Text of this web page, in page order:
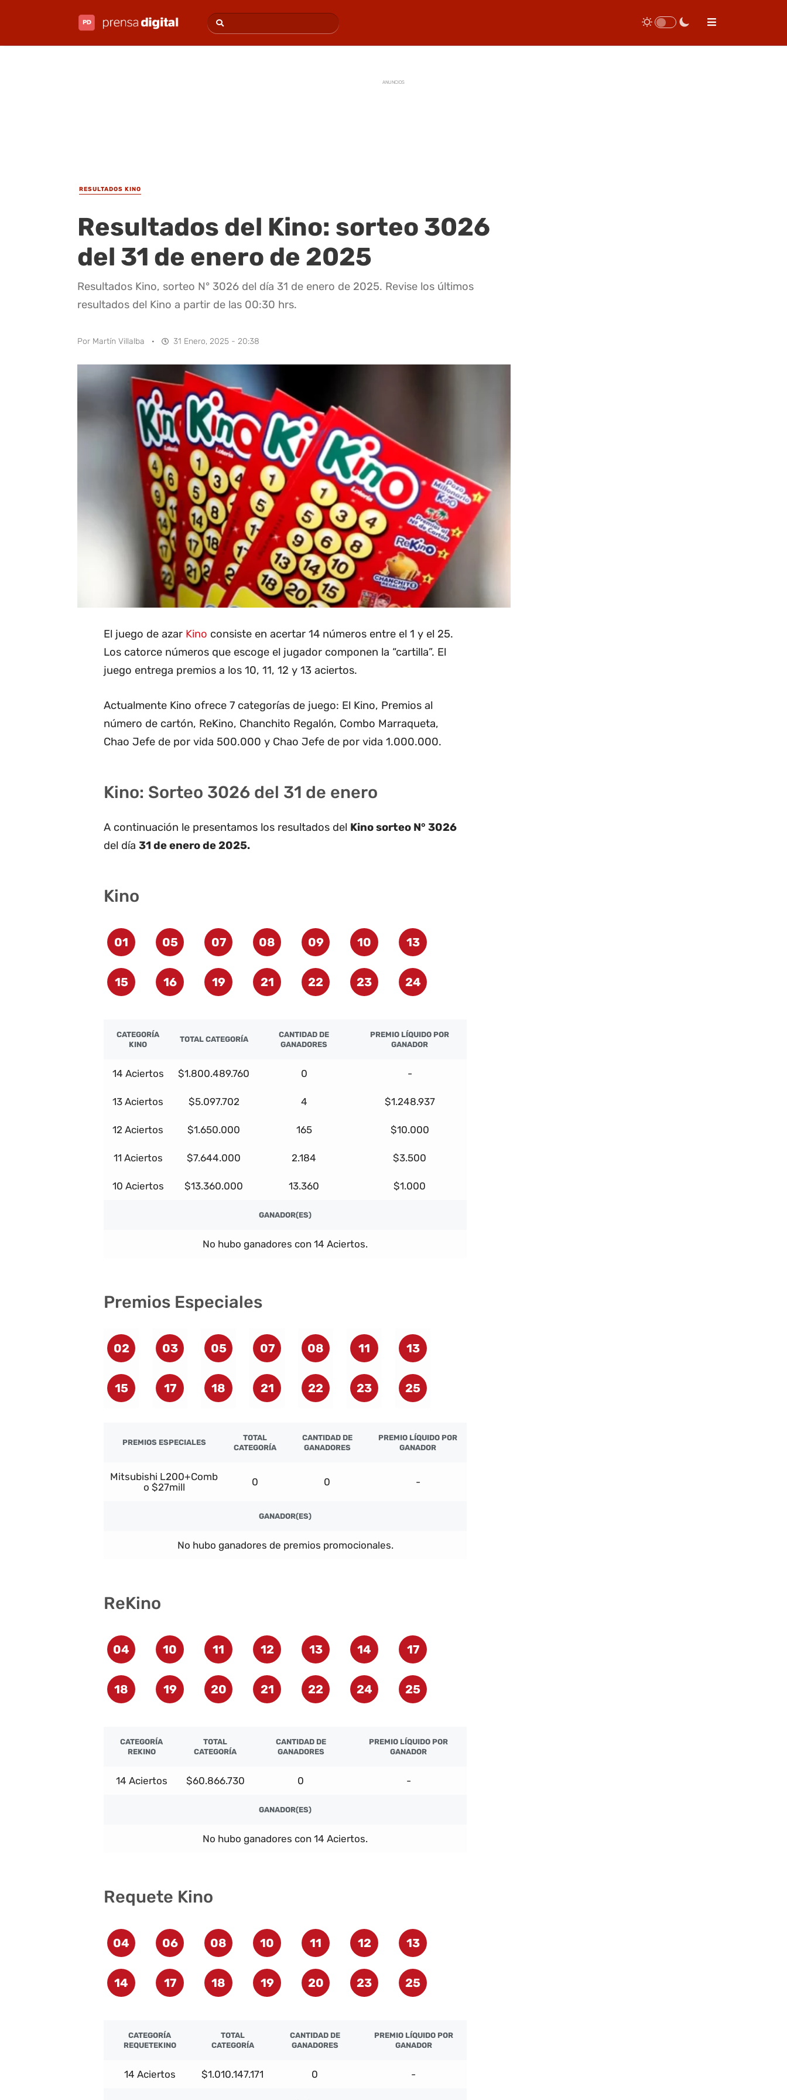
ANUNCIOS
RESULTADOS KINO
Resultados del Kino: sorteo 3026
del 31 de enero de 2025
Resultados Kino, sorteo N° 3026 del día 31 de enero de 2025. Revise los últimos
resultados del Kino a partir de las 00:30 hrs.
Por Martín Villalba · 31 Enero, 2025 - 20:38
El juego de azar Kino consiste en acertar 14 números entre el 1 y el 25.
Los catorce números que escoge el jugador componen la “cartilla”. El
juego entrega premios a los 10, 11, 12 y 13 aciertos.
Actualmente Kino ofrece 7 categorías de juego: El Kino, Premios al
número de cartón, ReKino, Chanchito Regalón, Combo Marraqueta,
Chao Jefe de por vida 500.000 y Chao Jefe de por vida 1.000.000.
Kino: Sorteo 3026 del 31 de enero
A continuación le presentamos los resultados del Kino sorteo N° 3026
del día 31 de enero de 2025.
Kino
01 05 07 08 09 10 13
15 16 19 21 22 23 24
CATEGORÍA
KINO
TOTAL CATEGORÍA
CANTIDAD DE
GANADORES
PREMIO LÍQUIDO POR
GANADOR
14 Aciertos $1.800.489.760 0 -
13 Aciertos $5.097.702 4 $1.248.937
12 Aciertos $1.650.000 165 $10.000
11 Aciertos $7.644.000 2.184 $3.500
10 Aciertos $13.360.000 13.360 $1.000
GANADOR(ES)
No hubo ganadores con 14 Aciertos.
Premios Especiales
02 03 05 07 08 11 13
15 17 18 21 22 23 25
PREMIOS ESPECIALES
TOTAL
CATEGORÍA
CANTIDAD DE
GANADORES
PREMIO LÍQUIDO POR
GANADOR
Mitsubishi L200+Comb
o $27mill
0 0 -
GANADOR(ES)
No hubo ganadores de premios promocionales.
ReKino
04 10 11 12 13 14 17
18 19 20 21 22 24 25
CATEGORÍA
REKINO
TOTAL
CATEGORÍA
CANTIDAD DE
GANADORES
PREMIO LÍQUIDO POR
GANADOR
14 Aciertos $60.866.730 0 -
GANADOR(ES)
No hubo ganadores con 14 Aciertos.
Requete Kino
04 06 08 10 11 12 13
14 17 18 19 20 23 25
CATEGORÍA
REQUETEKINO
TOTAL
CATEGORÍA
CANTIDAD DE
GANADORES
PREMIO LÍQUIDO POR
GANADOR
14 Aciertos $1.010.147.171 0 -